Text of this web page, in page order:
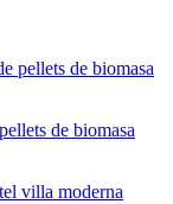
de biomasa